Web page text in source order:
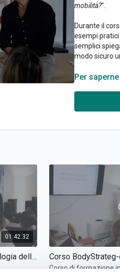
mobilità?”.
Durante il
esempi
semplici
modo sicuro
Al
Per
01:42:32
Corso BodyStrateg-ex® | Fisiologia dello stretching (parte 2)
Corso di formazione